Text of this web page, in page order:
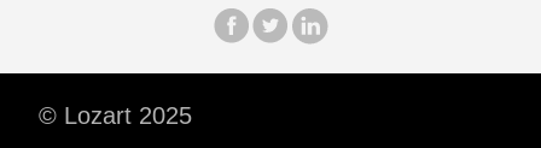
© Lozart 2025